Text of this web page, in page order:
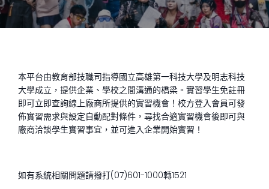
本平台由教育部技職司指導國立高雄第一科技大學及明志科技
大學成立，提供企業、學校之間溝通的橋梁。實習學生免註冊
即可立即查詢線上廠商所提供的實習機會！校方登入會員可發
佈實習需求與設定自動配對條件，尋找合適實習機會後即可與
廠商洽談學生實習事宜，並可進入企業開始實習！
如有系統相關問題請撥打(07)601-1000轉1521